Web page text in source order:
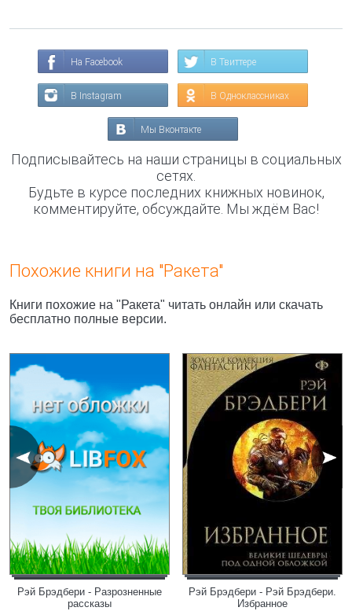
На Facebook В Твиттере
В Instagram В Одноклассниках
Мы Вконтакте
Подписывайтесь на наши страницы в социальных
сетях.
Будьте в курсе последних книжных новинок,
комментируйте, обсуждайте. Мы ждём Вас!
Похожие книги на "Ракета"
Книги похожие на "Ракета" читать онлайн или скачать
бесплатно полные версии.
Рэй Брэдбери - Разрозненные
рассказы
Рэй Брэдбери - Рэй Брэдбери.
Избранное